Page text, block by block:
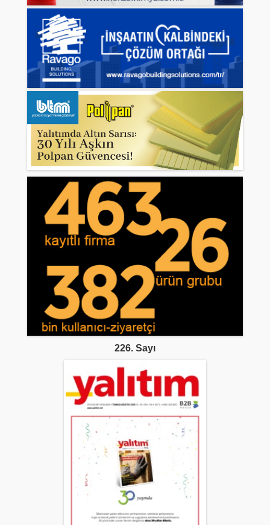
226. Sayı